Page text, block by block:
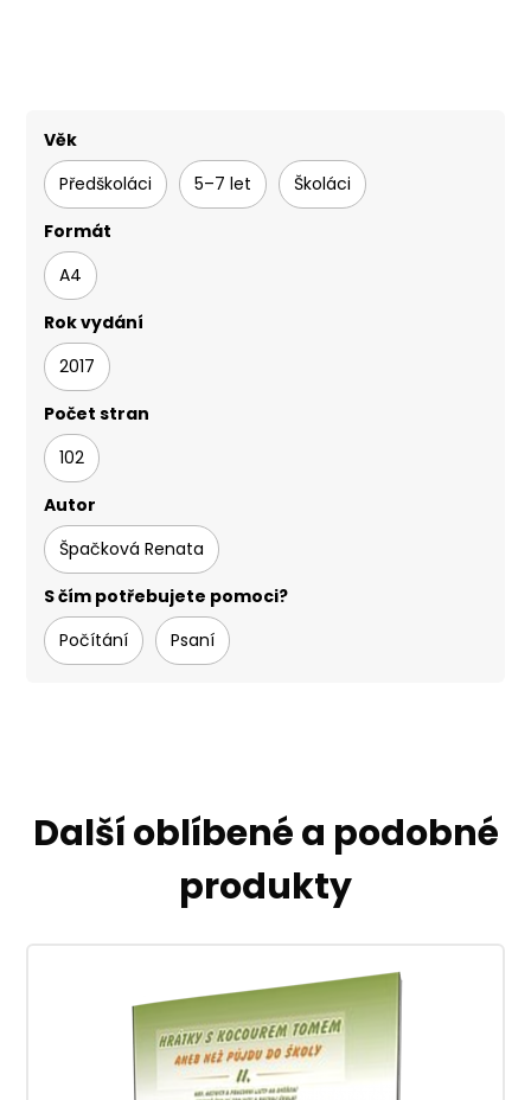
Věk
Předškoláci
5–7 let
Školáci
Formát
A4
Rok vydání
2017
Počet stran
102
Autor
Špačková Renata
S čím potřebujete pomoci?
Počítání
Psaní
Další oblíbené a podobné
produkty